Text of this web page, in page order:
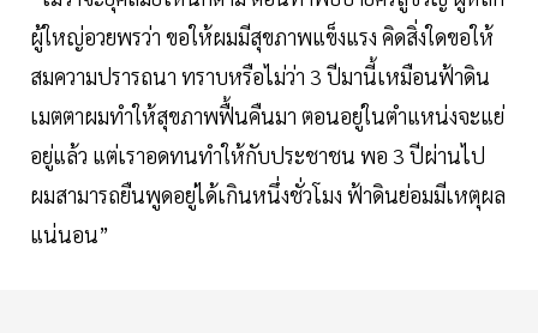
ผู้ใหญ่อวยพรว่า ขอให้ผมมีสุขภาพแข็งแรง คิดสิ่งใดขอให้
สมความปรารถนา ทราบหรือไม่ว่า 3 ปีมานี้เหมือนฟ้าดิน
เมตตาผมทำให้สุขภาพฟื้นคืนมา ตอนอยู่ในตำแหน่งจะแย่
อยู่แล้ว แต่เราอดทนทำให้กับประชาชน พอ 3 ปีผ่านไป
ผมสามารถยืนพูดอยู่ได้เกินหนึ่งชั่วโมง ฟ้าดินย่อมมีเหตุผล
แน่นอน”